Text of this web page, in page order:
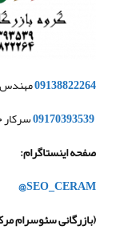
09138822264
09170393539سرکار
صفحه اینستاگرام:
SEO_CERAM@
(بازرگانی سئوسرام